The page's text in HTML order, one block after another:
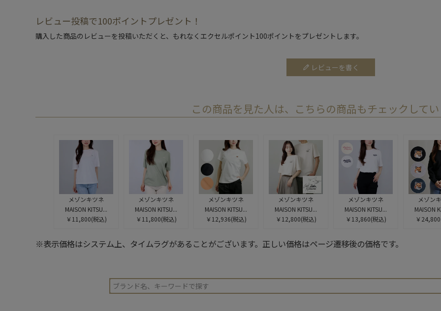
レビュー投稿で100ポイントプレゼント！
購入した商品のレビューを投稿いただくと、もれなくエクセルポイント100ポイントをプレゼントします。
レビューを書く
この商品を見た人は、こちらの商品もチェックして
メゾンキツネ
MAISON KITSU...
￥11,800(税込)
メゾンキツネ
MAISON KITSU...
￥11,800(税込)
メゾンキツネ
MAISON KITSU...
￥12,936(税込)
メゾンキツネ
MAISON KITSU...
￥12,800(税込)
メゾンキツネ
MAISON KITSU...
￥13,860(税込)
メゾン
MAISON
￥24,800
※表示価格はシステム上、タイムラグがあることがございます。正しい価格はページ遷移後の価格です。